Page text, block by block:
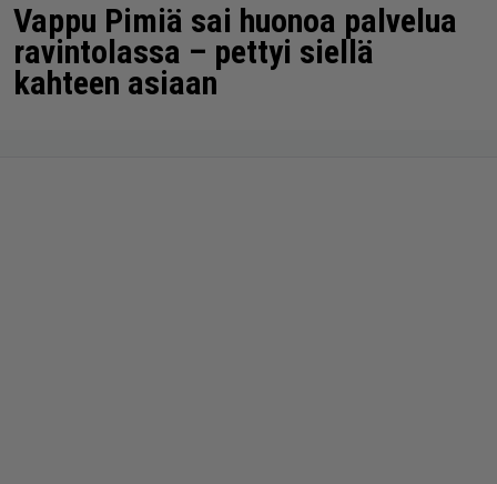
Vappu Pimiä sai huonoa palvelua
ravintolassa – pettyi siellä
kahteen asiaan